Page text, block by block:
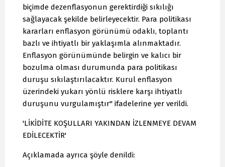
biçimde dezenflasyonun gerektirdiği sıkılığı
sağlayacak şekilde belirleyecektir. Para politikası
kararları enflasyon görünümü odaklı, toplantı
bazlı ve ihtiyatlı bir yaklaşımla alınmaktadır.
Enflasyon görünümünde belirgin ve kalıcı bir
bozulma olması durumunda para politikası
duruşu sıkılaştırılacaktır. Kurul enflasyon
üzerindeki yukarı yönlü risklere karşı ihtiyatlı
duruşunu vurgulamıştır" ifadelerine yer verildi.
'LİKİDİTE KOŞULLARI YAKINDAN İZLENMEYE DEVAM
EDİLECEKTİR'
Açıklamada ayrıca şöyle denildi: